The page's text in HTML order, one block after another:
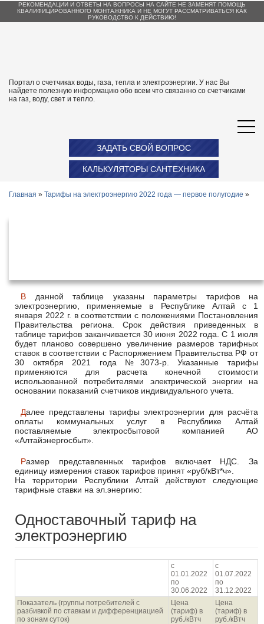
РЕКОМЕНДАЦИИ И ОТВЕТЫ НА ВОПРОСЫ НА САЙТЕ НЕ ЗАМЕНЯТ ПОМОЩЬ
КВАЛИФИЦИРОВАННОГО МОНТАЖНИКА И НЕ МОГУТ РАССМАТРИВАТЬСЯ КАК
РУКОВОДСТВО К ДЕЙСТВИЮ!
Портал о счетчиках воды, газа, тепла и электроэнергии. У нас Вы
найдете полезную информацию обо всем что связанно со счетчиками
на газ, воду, свет и тепло.
ЗАДАТЬ СВОЙ ВОПРОС
КАЛЬКУЛЯТОРЫ САНТЕХНИКА
Главная » Тарифы на электроэнергию 2022 года — первое полугодие »
В данной таблице указаны параметры тарифов на
электроэнергию, применяемые в Республике Алтай с 1
января 2022 г. в соответствии с положениями Постановления
Правительства региона. Срок действия приведенных в
таблице тарифов заканчивается 30 июня 2022 года. С 1 июля
будет планово совершено увеличение размеров тарифных
ставок в соответствии с Распоряжением Правительства РФ от
30 октября 2021 года №3073-р. Указанные тарифы
применяются для расчета конечной стоимости
использованной потребителями электрической энергии на
основании показаний счетчиков индивидуального учета.
Далее представлены тарифы электроэнергии для расчёта
оплаты коммунальных услуг в Республике Алтай
поставляемые электросбытовой компанией АО
«Алтайэнергосбыт».
Размер представленных тарифов включает НДС. За
единицу измерения ставок тарифов принят «руб/кВт*ч».
На территории Республики Алтай действуют следующие
тарифные ставки на эл.энергию:
Одноставочный тариф на
электроэнергию
с
01.01.2022
по
30.06.2022
с
01.07.2022
по
31.12.2022
Показатель (группы потребителей с
разбивкой по ставкам и дифференциацией
по зонам суток)
Цена
(тариф) в
руб./кВтч
Цена
(тариф) в
руб./кВтч